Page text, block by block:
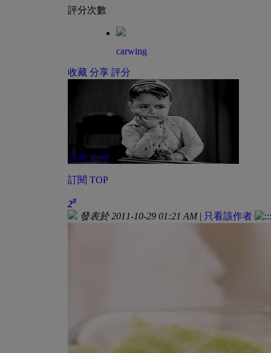
評分次數
carwing
收藏 分享 評分
回復 引用
訂閱 TOP
2#
發表於 2011-10-29 01:21 AM| 只看該作者